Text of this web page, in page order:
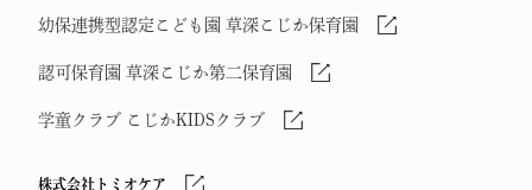
幼保連携型認定こども園 草深こじか保育園
認可保育園 草深こじか第二保育園
学童クラブ こじかKIDSクラブ
株式会社トミオケア